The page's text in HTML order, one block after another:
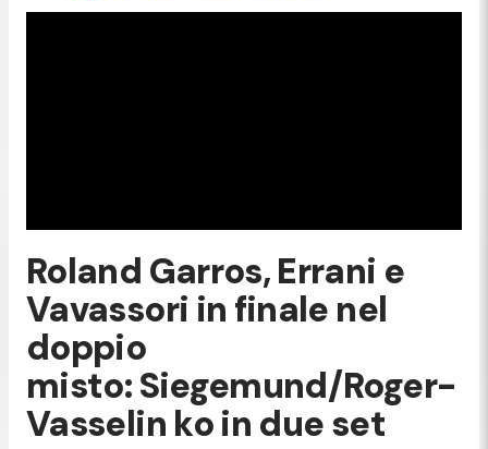
Roland Garros, Errani e
Vavassori in finale nel
doppio
misto: Siegemund/Roger-
Vasselin ko in due set